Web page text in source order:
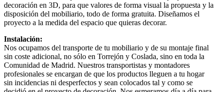
decoración en 3D, para que valores de forma visual la propuesta y la
disposición del mobiliario, todo de forma gratuita. Diseñamos el
proyecto a la medida del espacio que quieras decorar.
Instalación:
Nos ocupamos del transporte de tu mobiliario y de su montaje final
sin coste adicional, no sólo en Torrejón y Coslada, sino en toda la
Comunidad de Madrid. Nuestros transportistas y montadores
profesionales se encargan de que los productos lleguen a tu hogar
sin incidencias ni desperfectos y sean colocados tal y como se